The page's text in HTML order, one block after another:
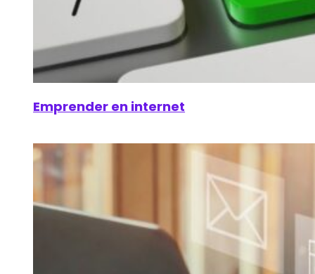
Emprender en internet